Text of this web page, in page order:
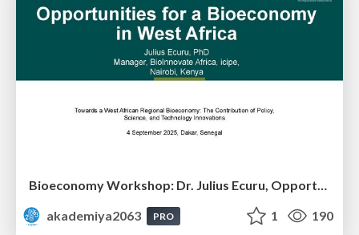
akademiya2063
PRO 1 190